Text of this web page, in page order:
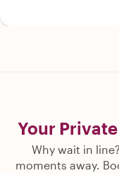
Your
Why wait in
moments away.